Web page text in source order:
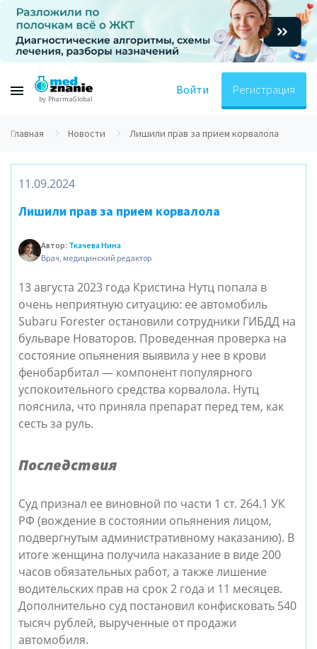
by PharmaGlobal
Войти Регистрация
Главная Новости Лишили прав за прием корвалола
11.09.2024
Лишили прав за прием корвалола
Автор: Ткачева Нина
Врач, медицинский редактор
13 августа 2023 года Кристина Нутц попала в
очень неприятную ситуацию: ее автомобиль
Subaru Forester остановили сотрудники ГИБДД на
бульваре Новаторов. Проведенная проверка на
состояние опьянения выявила у нее в крови
фенобарбитал — компонент популярного
успокоительного средства корвалола. Нутц
пояснила, что приняла препарат перед тем, как
сесть за руль.
Последствия
Суд признал ее виновной по части 1 ст. 264.1 УК
РФ (вождение в состоянии опьянения лицом,
подвергнутым административному наказанию). В
итоге женщина получила наказание в виде 200
часов обязательных работ, а также лишение
водительских прав на срок 2 года и 11 месяцев.
Дополнительно суд постановил конфисковать 540
тысяч рублей, вырученные от продажи
автомобиля.